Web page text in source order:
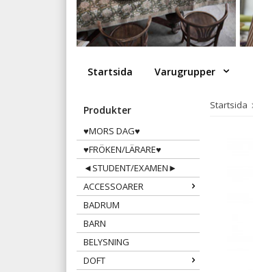
Startsida Varugrupper
Produkter
♥MORS DAG♥
♥FRÖKEN/LÄRARE♥
◄STUDENT/EXAMEN►
ACCESSOARER
BADRUM
BARN
BELYSNING
DOFT
Startsida